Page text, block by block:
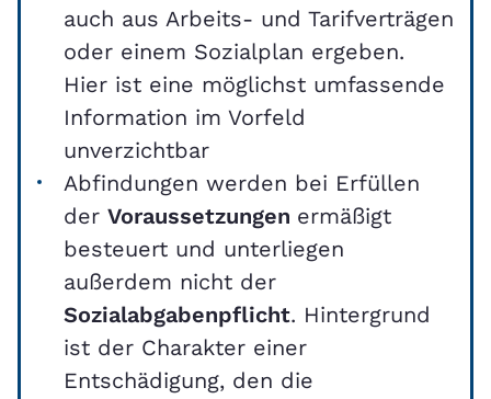
auch aus Arbeits- und Tarifverträgen
oder einem Sozialplan ergeben.
Hier ist eine möglichst umfassende
Information im Vorfeld
unverzichtbar
Abfindungen werden bei Erfüllen
der Voraussetzungen ermäßigt
besteuert und unterliegen
außerdem nicht der
Sozialabgabenpflicht. Hintergrund
ist der Charakter einer
Entschädigung, den die